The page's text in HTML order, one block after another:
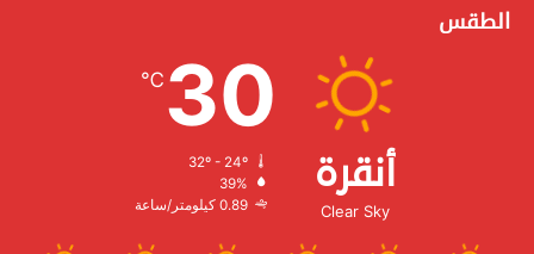
الطقس
أنقرة
Clear Sky
30
℃
الرطوبة:
الرياح: